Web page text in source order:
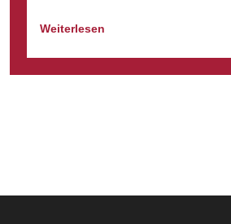
Weiterlesen